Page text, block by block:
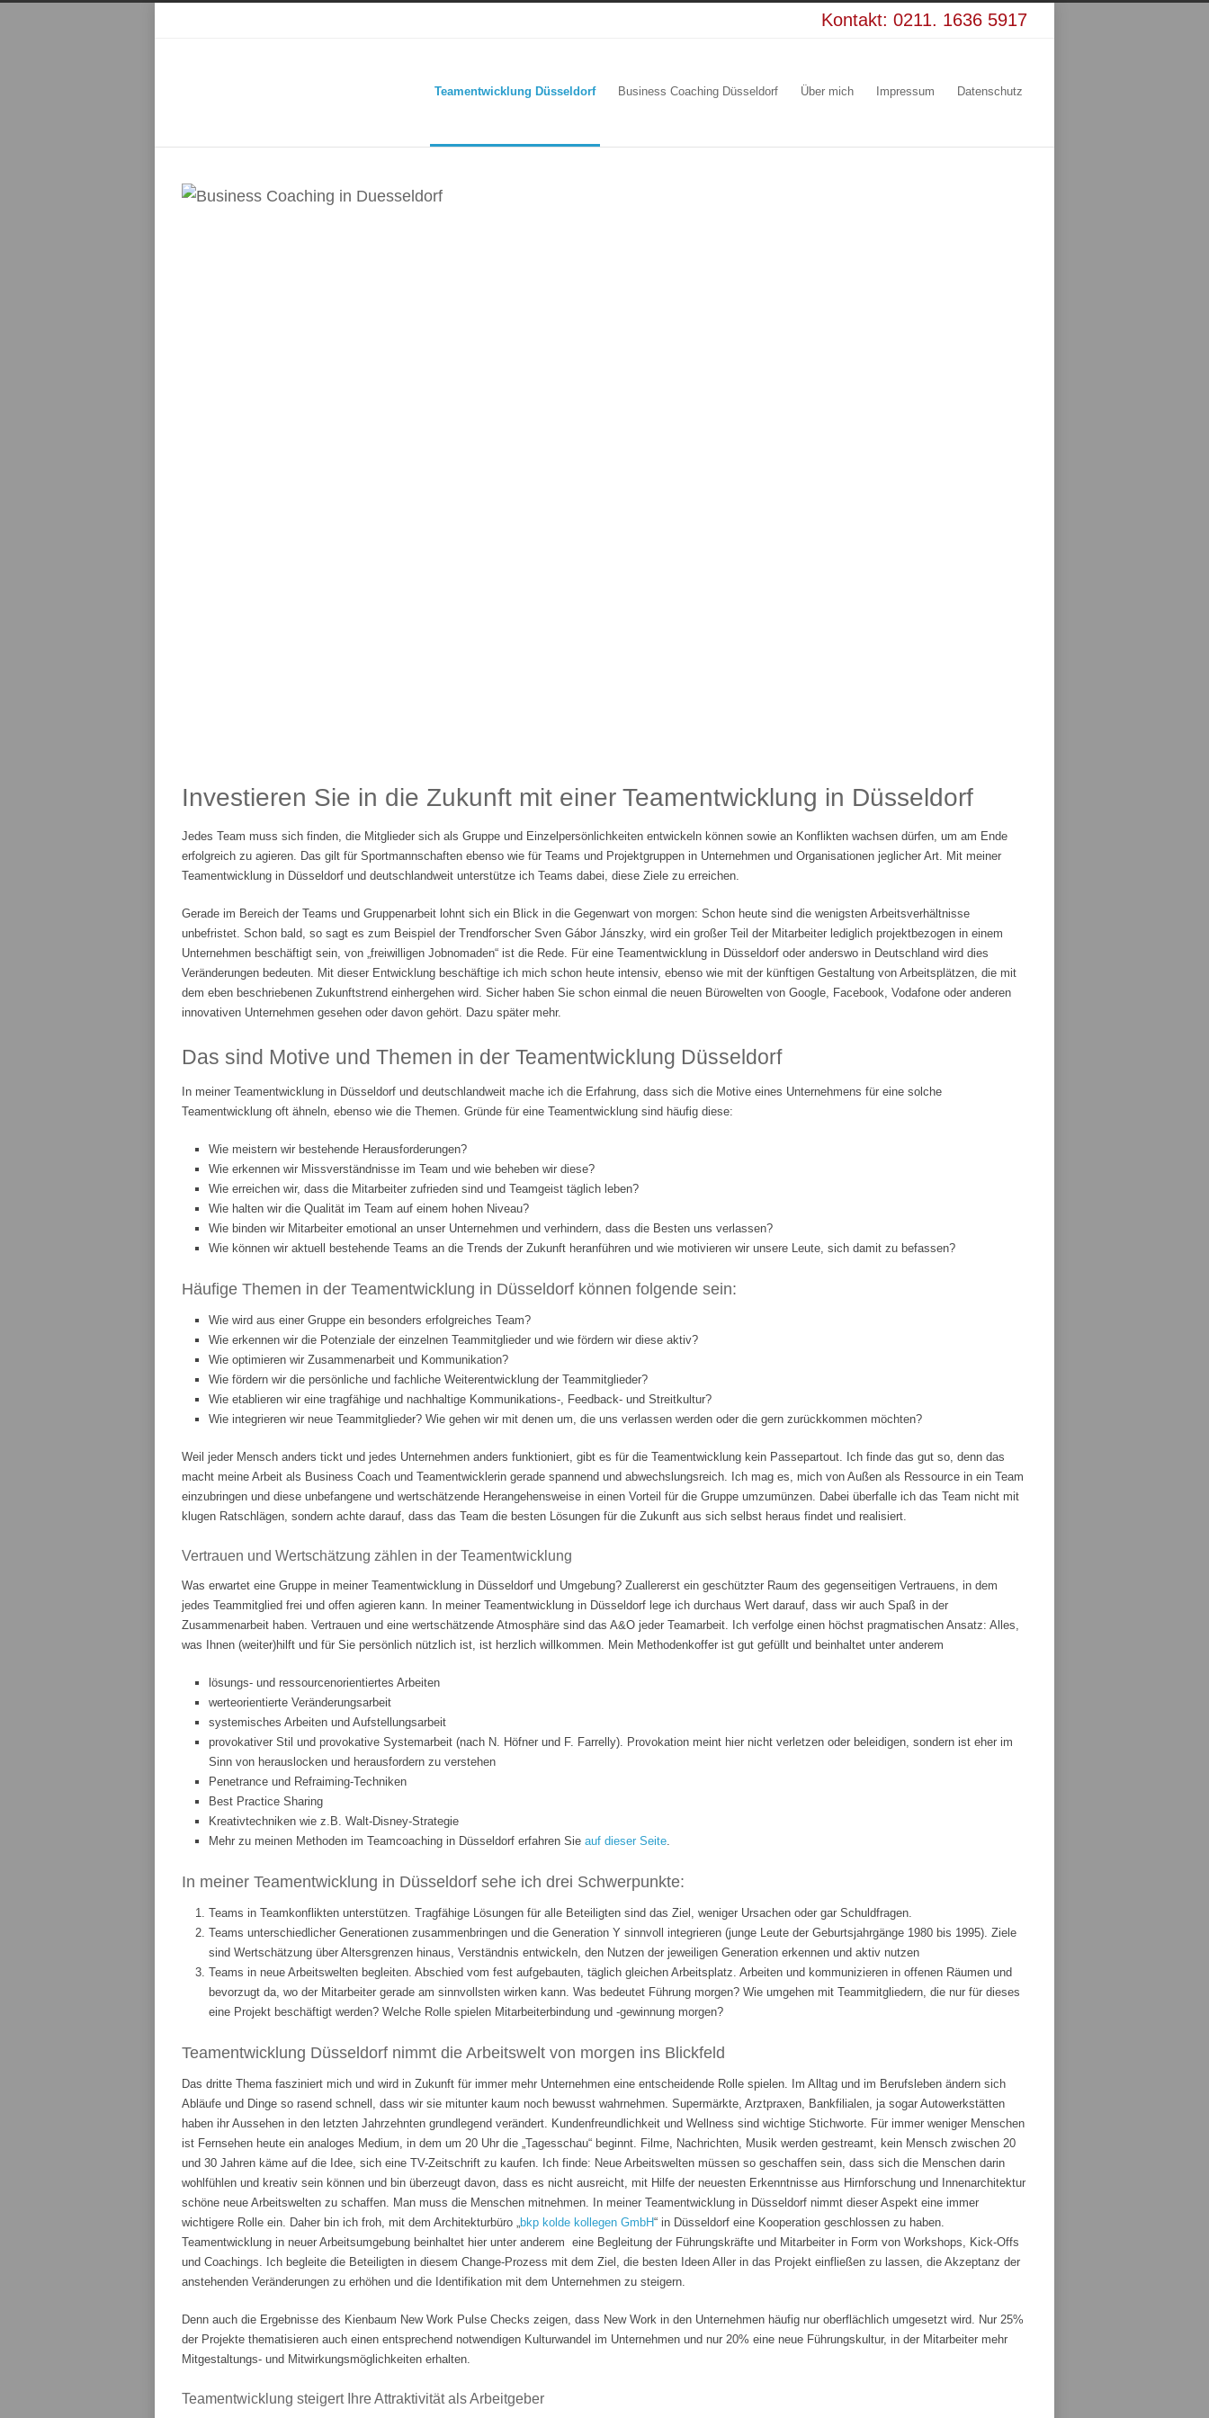
Kontakt: 0211. 1636 5917
Teamentwicklung Düsseldorf Business Coaching Düsseldorf Über mich Impressum Datenschutz
Investieren Sie in die Zukunft mit einer Teamentwicklung in Düsseldorf
Jedes Team muss sich finden, die Mitglieder sich als Gruppe und Einzelpersönlichkeiten entwickeln können sowie an Konflikten wachsen dürfen, um am Ende
erfolgreich zu agieren. Das gilt für Sportmannschaften ebenso wie für Teams und Projektgruppen in Unternehmen und Organisationen jeglicher Art. Mit meiner
Teamentwicklung in Düsseldorf und deutschlandweit unterstütze ich Teams dabei, diese Ziele zu erreichen.
Gerade im Bereich der Teams und Gruppenarbeit lohnt sich ein Blick in die Gegenwart von morgen: Schon heute sind die wenigsten Arbeitsverhältnisse
unbefristet. Schon bald, so sagt es zum Beispiel der Trendforscher Sven Gábor Jánszky, wird ein großer Teil der Mitarbeiter lediglich projektbezogen in einem
Unternehmen beschäftigt sein, von „freiwilligen Jobnomaden“ ist die Rede. Für eine Teamentwicklung in Düsseldorf oder anderswo in Deutschland wird dies
Veränderungen bedeuten. Mit dieser Entwicklung beschäftige ich mich schon heute intensiv, ebenso wie mit der künftigen Gestaltung von Arbeitsplätzen, die mit
dem eben beschriebenen Zukunftstrend einhergehen wird. Sicher haben Sie schon einmal die neuen Bürowelten von Google, Facebook, Vodafone oder anderen
innovativen Unternehmen gesehen oder davon gehört. Dazu später mehr.
Das sind Motive und Themen in der Teamentwicklung Düsseldorf
In meiner Teamentwicklung in Düsseldorf und deutschlandweit mache ich die Erfahrung, dass sich die Motive eines Unternehmens für eine solche
Teamentwicklung oft ähneln, ebenso wie die Themen. Gründe für eine Teamentwicklung sind häufig diese:
Wie meistern wir bestehende Herausforderungen?
Wie erkennen wir Missverständnisse im Team und wie beheben wir diese?
Wie erreichen wir, dass die Mitarbeiter zufrieden sind und Teamgeist täglich leben?
Wie halten wir die Qualität im Team auf einem hohen Niveau?
Wie binden wir Mitarbeiter emotional an unser Unternehmen und verhindern, dass die Besten uns verlassen?
Wie können wir aktuell bestehende Teams an die Trends der Zukunft heranführen und wie motivieren wir unsere Leute, sich damit zu befassen?
Häufige Themen in der Teamentwicklung in Düsseldorf können folgende sein:
Wie wird aus einer Gruppe ein besonders erfolgreiches Team?
Wie erkennen wir die Potenziale der einzelnen Teammitglieder und wie fördern wir diese aktiv?
Wie optimieren wir Zusammenarbeit und Kommunikation?
Wie fördern wir die persönliche und fachliche Weiterentwicklung der Teammitglieder?
Wie etablieren wir eine tragfähige und nachhaltige Kommunikations-, Feedback- und Streitkultur?
Wie integrieren wir neue Teammitglieder? Wie gehen wir mit denen um, die uns verlassen werden oder die gern zurückkommen möchten?
Weil jeder Mensch anders tickt und jedes Unternehmen anders funktioniert, gibt es für die Teamentwicklung kein Passepartout. Ich finde das gut so, denn das
macht meine Arbeit als Business Coach und Teamentwicklerin gerade spannend und abwechslungsreich. Ich mag es, mich von Außen als Ressource in ein Team
einzubringen und diese unbefangene und wertschätzende Herangehensweise in einen Vorteil für die Gruppe umzumünzen. Dabei überfalle ich das Team nicht mit
klugen Ratschlägen, sondern achte darauf, dass das Team die besten Lösungen für die Zukunft aus sich selbst heraus findet und realisiert.
Vertrauen und Wertschätzung zählen in der Teamentwicklung
Was erwartet eine Gruppe in meiner Teamentwicklung in Düsseldorf und Umgebung? Zuallererst ein geschützter Raum des gegenseitigen Vertrauens, in dem
jedes Teammitglied frei und offen agieren kann. In meiner Teamentwicklung in Düsseldorf lege ich durchaus Wert darauf, dass wir auch Spaß in der
Zusammenarbeit haben. Vertrauen und eine wertschätzende Atmosphäre sind das A&O jeder Teamarbeit. Ich verfolge einen höchst pragmatischen Ansatz: Alles,
was Ihnen (weiter)hilft und für Sie persönlich nützlich ist, ist herzlich willkommen. Mein Methodenkoffer ist gut gefüllt und beinhaltet unter anderem
lösungs- und ressourcenorientiertes Arbeiten
werteorientierte Veränderungsarbeit
systemisches Arbeiten und Aufstellungsarbeit
provokativer Stil und provokative Systemarbeit (nach N. Höfner und F. Farrelly). Provokation meint hier nicht verletzen oder beleidigen, sondern ist eher im
Sinn von herauslocken und herausfordern zu verstehen
Penetrance und Refraiming-Techniken
Best Practice Sharing
Kreativtechniken wie z.B. Walt-Disney-Strategie
Mehr zu meinen Methoden im Teamcoaching in Düsseldorf erfahren Sie auf dieser Seite.
In meiner Teamentwicklung in Düsseldorf sehe ich drei Schwerpunkte:
Teams in Teamkonflikten unterstützen. Tragfähige Lösungen für alle Beteiligten sind das Ziel, weniger Ursachen oder gar Schuldfragen.
Teams unterschiedlicher Generationen zusammenbringen und die Generation Y sinnvoll integrieren (junge Leute der Geburtsjahrgänge 1980 bis 1995). Ziele
sind Wertschätzung über Altersgrenzen hinaus, Verständnis entwickeln, den Nutzen der jeweiligen Generation erkennen und aktiv nutzen
Teams in neue Arbeitswelten begleiten. Abschied vom fest aufgebauten, täglich gleichen Arbeitsplatz. Arbeiten und kommunizieren in offenen Räumen und
bevorzugt da, wo der Mitarbeiter gerade am sinnvollsten wirken kann. Was bedeutet Führung morgen? Wie umgehen mit Teammitgliedern, die nur für dieses
eine Projekt beschäftigt werden? Welche Rolle spielen Mitarbeiterbindung und -gewinnung morgen?
Teamentwicklung Düsseldorf nimmt die Arbeitswelt von morgen ins Blickfeld
Das dritte Thema fasziniert mich und wird in Zukunft für immer mehr Unternehmen eine entscheidende Rolle spielen. Im Alltag und im Berufsleben ändern sich
Abläufe und Dinge so rasend schnell, dass wir sie mitunter kaum noch bewusst wahrnehmen. Supermärkte, Arztpraxen, Bankfilialen, ja sogar Autowerkstätten
haben ihr Aussehen in den letzten Jahrzehnten grundlegend verändert. Kundenfreundlichkeit und Wellness sind wichtige Stichworte. Für immer weniger Menschen
ist Fernsehen heute ein analoges Medium, in dem um 20 Uhr die „Tagesschau“ beginnt. Filme, Nachrichten, Musik werden gestreamt, kein Mensch zwischen 20
und 30 Jahren käme auf die Idee, sich eine TV-Zeitschrift zu kaufen. Ich finde: Neue Arbeitswelten müssen so geschaffen sein, dass sich die Menschen darin
wohlfühlen und kreativ sein können und bin überzeugt davon, dass es nicht ausreicht, mit Hilfe der neuesten Erkenntnisse aus Hirnforschung und Innenarchitektur
schöne neue Arbeitswelten zu schaffen. Man muss die Menschen mitnehmen. In meiner Teamentwicklung in Düsseldorf nimmt dieser Aspekt eine immer
wichtigere Rolle ein. Daher bin ich froh, mit dem Architekturbüro „bkp kolde kollegen GmbH“ in Düsseldorf eine Kooperation geschlossen zu haben.
Teamentwicklung in neuer Arbeitsumgebung beinhaltet hier unter anderem eine Begleitung der Führungskräfte und Mitarbeiter in Form von Workshops, Kick-Offs
und Coachings. Ich begleite die Beteiligten in diesem Change-Prozess mit dem Ziel, die besten Ideen Aller in das Projekt einfließen zu lassen, die Akzeptanz der
anstehenden Veränderungen zu erhöhen und die Identifikation mit dem Unternehmen zu steigern.
Denn auch die Ergebnisse des Kienbaum New Work Pulse Checks zeigen, dass New Work in den Unternehmen häufig nur oberflächlich umgesetzt wird. Nur 25%
der Projekte thematisieren auch einen entsprechend notwendigen Kulturwandel im Unternehmen und nur 20% eine neue Führungskultur, in der Mitarbeiter mehr
Mitgestaltungs- und Mitwirkungsmöglichkeiten erhalten.
Teamentwicklung steigert Ihre Attraktivität als Arbeitgeber